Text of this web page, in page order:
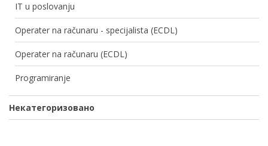
IT u poslovanju
Operater na računaru - specijalista (ECDL)
Operater na računaru (ECDL)
Programiranje
Некатегоризовано